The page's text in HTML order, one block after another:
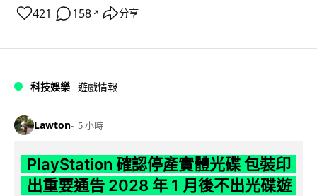
421 158 ↗ 分享
科技娛樂 遊戲情報
Lawton 5 小時
PlayStation 確認停產實體光碟 包裝印
出重要通告 2028 年 1 月後不出光碟遊